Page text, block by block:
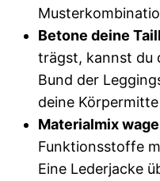
Betone deine
trägst, kannst du
Bund der
deine
Materialmix
Funktionsstoffe
Eine Lederjacke